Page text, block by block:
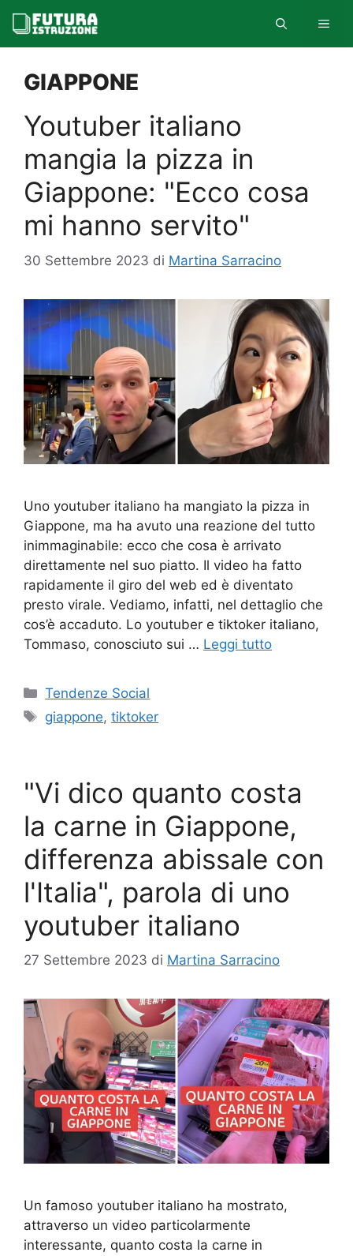
contenuto
GIAPPONE
Youtuber italiano
mangia la pizza in
Giappone: "Ecco cosa
mi hanno servito"
30 Settembre 2023 di Martina Sarracino
Uno youtuber italiano ha mangiato la pizza in
Giappone, ma ha avuto una reazione del tutto
inimmaginabile: ecco che cosa è arrivato
direttamente nel suo piatto. Il video ha fatto
rapidamente il giro del web ed è diventato
presto virale. Vediamo, infatti, nel dettaglio che
cos’è accaduto. Lo youtuber e tiktoker italiano,
Tommaso, conosciuto sui … Leggi tutto
Categorie
Tendenze Social
Tag
giappone,tiktoker
"Vi dico quanto costa
la carne in Giappone,
differenza abissale con
l'Italia", parola di uno
youtuber italiano
27 Settembre 2023 di Martina Sarracino
Un famoso youtuber italiano ha mostrato,
attraverso un video particolarmente
interessante, quanto costa la carne in